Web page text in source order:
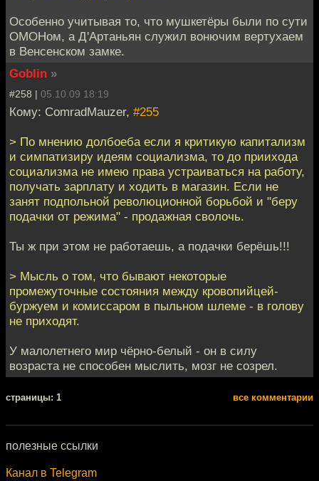
Особенно учитывая то, что мушкетёры были по сути
ОМОНом, а Д'Артаньян служил вонючим вертухаем
в Венсенском замке.
Goblin »
#258 | 05.10.09 18:19
Кому: ComradMauzer, #255
> По мнению долбоеба если я критикую капитализм
и симпатизиру идеям социализма, то до приихода
социализма не имею права устраиваться на работу,
получать зарплату и ходить в магазин. Если не
занят подпольной революционной борьбой и "беру
подачки от режима" - продажная сволочь.
Ты ж при этом не работаешь, а подачки берёшь!!!
> Мысль о том, что бывают некоторые
промежуточные состояния между кровопийцей-
буржуем и комиссаром в пыльном шлеме - в голову
не приходят.
У малолетнего мир чёрно-белый - он в силу
возраста не способен мыслить, мозг не созрел.
cтраницы: 1 все комментарии
полезные ссылки
Канал в Telegram